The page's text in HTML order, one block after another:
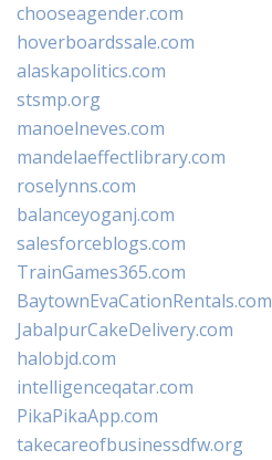
chooseagender.com
hoverboardssale.com
alaskapolitics.com
stsmp.org
manoelneves.com
mandelaeffectlibrary.com
roselynns.com
balanceyoganj.com
salesforceblogs.com
TrainGames365.com
BaytownEvaCationRentals.com
JabalpurCakeDelivery.com
halobjd.com
intelligenceqatar.com
PikaPikaApp.com
takecareofbusinessdfw.org